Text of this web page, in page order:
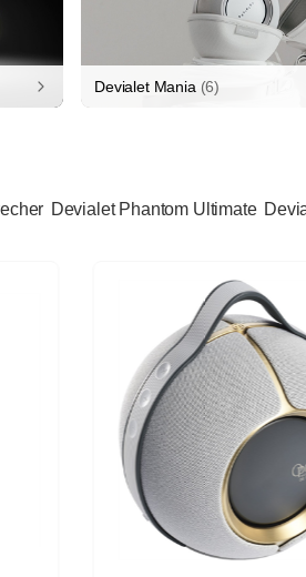
Devialet Mania (6)
Devialet Phantom Ultimate